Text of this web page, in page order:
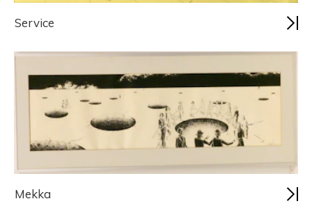
Service
Mekka